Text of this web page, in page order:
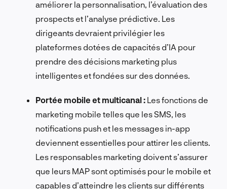
améliorer la personnalisation, l’évaluation des
prospects et l’analyse prédictive. Les
dirigeants devraient privilégier les
plateformes dotées de capacités d’IA pour
prendre des décisions marketing plus
intelligentes et fondées sur des données.
Portée mobile et multicanal : Les fonctions de
marketing mobile telles que les SMS, les
notifications push et les messages in-app
deviennent essentielles pour attirer les clients.
Les responsables marketing doivent s’assurer
que leurs MAP sont optimisés pour le mobile et
capables d’atteindre les clients sur différents